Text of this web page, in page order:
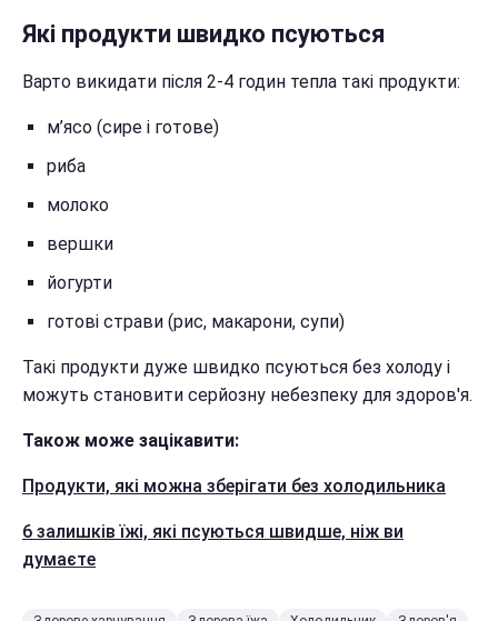
Які продукти швидко псуються
Варто викидати після 2-4 годин тепла такі продукти:
м’ясо (сире і готове)
риба
молоко
вершки
йогурти
готові страви (рис, макарони, супи)
Такі продукти дуже швидко псуються без холоду і
можуть становити серйозну небезпеку для здоров'я.
Також може зацікавити:
Продукти, які можна зберігати без холодильника
6 залишків їжі, які псуються швидше, ніж ви
думаєте